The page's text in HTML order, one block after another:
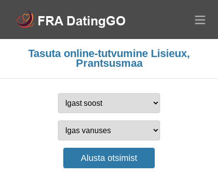
Tasuta online-tutvumine Lisieux,
Prantsusmaa